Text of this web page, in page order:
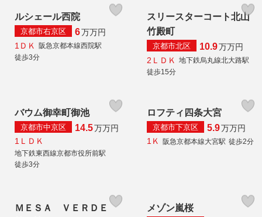
ルシェール西院
京都市右京区 6万万円
1ＤＫ
阪急京都本線西院駅
徒歩3分
スリースターコート北山
竹殿町
京都市北区 10.9万万円
2ＬＤＫ
地下鉄烏丸線北大路駅
徒歩15分
バウム御幸町御池
京都市中京区 14.5万万円
1ＬＤＫ
地下鉄東西線京都市役所前駅
徒歩3分
ロフティ四条大宮
京都市下京区 5.9万万円
1Ｋ 阪急京都本線大宮駅 徒歩2分
ＭＥＳＡ ＶＥＲＤＥ
メゾン嵐桜